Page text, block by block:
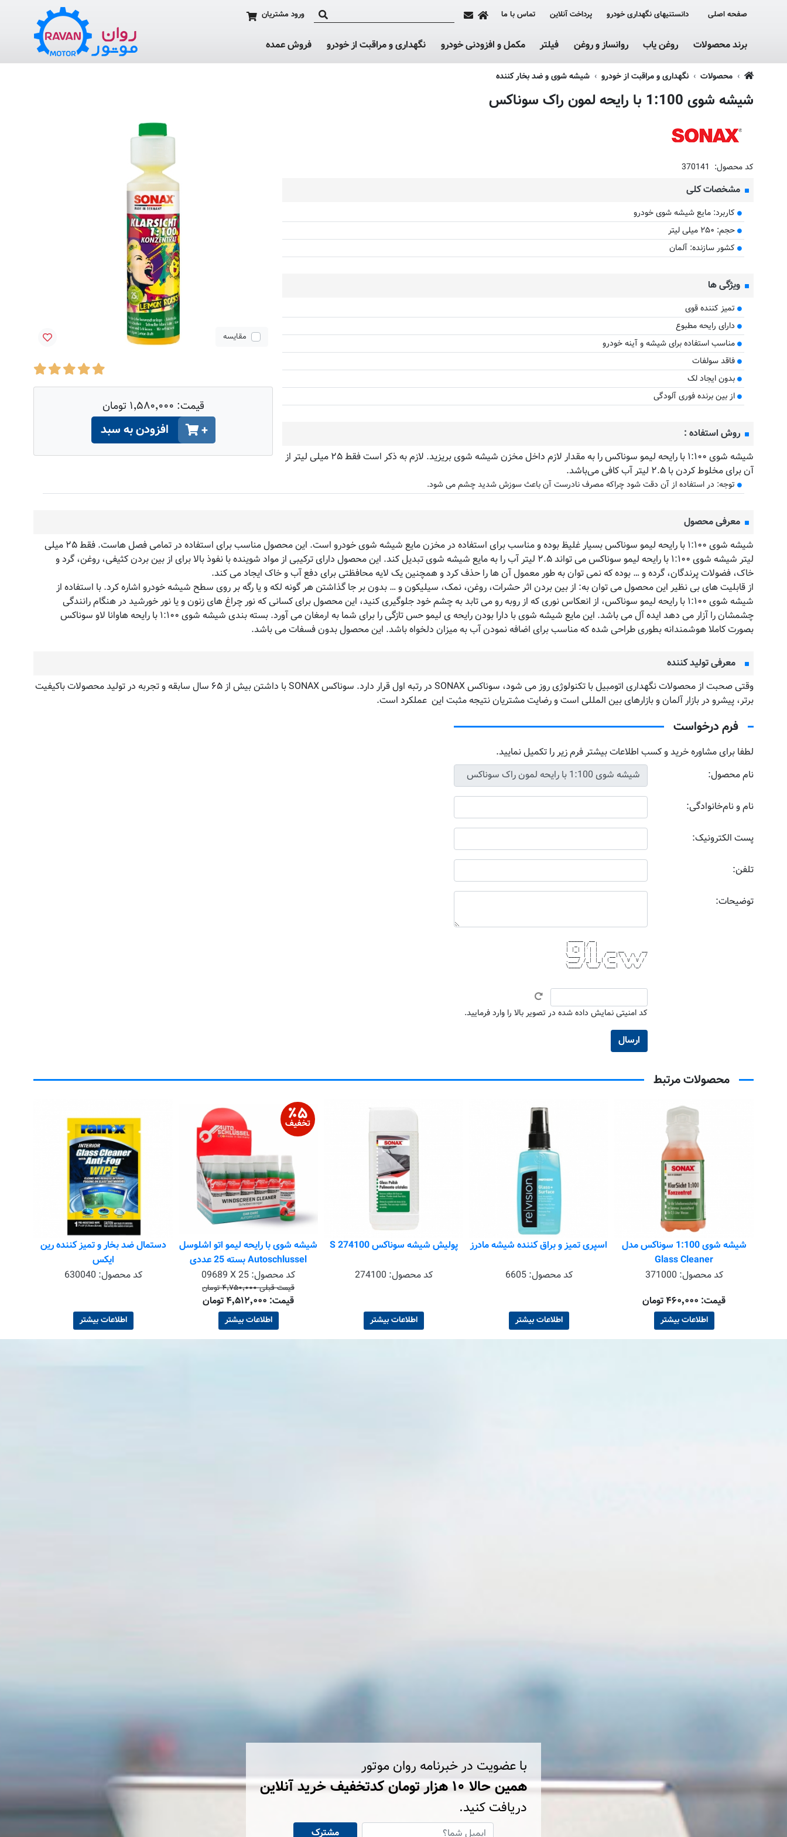
صفحه اصلی دانستنیهای نگهداری خودرو پرداخت آنلاین تماس با ما ورود مشتریان
برند محصولات روغن یاب روانساز و روغن فیلتر مکمل و افزودنی خودرو نگهداری و مراقبت از خودرو فروش عمده
محصولات نگهداری و مراقبت از خودرو شیشه شوی و ضد بخار کننده
شیشه شوی 1:100 با رایحه لمون راک سوناکس
مقایسه
قیمت: ۱٬۵۸۰٬۰۰۰ تومان
+ افزودن به سبد
کد محصول: 370141
مشخصات کلی
کاربرد: مایع شیشه شوی خودرو
حجم: ۲۵۰ میلی لیتر
کشور سازنده: آلمان
ویژگی ها
تمیز کننده قوی
دارای رایحه مطبوع
مناسب استفاده برای شیشه و آینه خودرو
فاقد سولفات
بدون ایجاد لک
از بین برنده فوری آلودگی
روش استفاده :
شیشه شوی ۱:۱۰۰ با رایحه لیمو سوناکس را به مقدار لازم داخل مخزن شیشه شوی بریزید. لازم به ذکر است فقط ۲۵ میلی لیتر از
آن برای مخلوط کردن با ۲.۵ لیتر آب کافی می‌باشد.
توجه: در استفاده از آن دقت شود چراکه مصرف نادرست آن باعث سوزش شدید چشم می شود.
معرفی محصول
شیشه شوی ۱:۱۰۰ با رایحه لیمو سوناکس بسیار غلیظ بوده و مناسب برای استفاده در مخزن مایع شیشه شوی خودرو است. این محصول مناسب برای استفاده در تمامی فصل هاست. فقط ۲۵ میلی
لیتر شیشه شوی ۱:۱۰۰ با رایحه لیمو سوناکس می تواند ۲.۵ لیتر آب را به مایع شیشه شوی تبدیل کند. این محصول دارای ترکیبی از مواد شوینده با نفوذ بالا برای از بین بردن کثیفی، روغن، گرد و
خاک، فضولات پرندگان، گرده و … بوده که نمی توان به طور معمول آن ها را حذف کرد و همچنین یک لایه محافظتی برای دفع آب و خاک ایجاد می کند.
از قابلیت های بی نظیر این محصول می توان به: از بین بردن اثر حشرات، روغن، نمک، سیلیکون و … بدون بر جا گذاشتن هر گونه لکه و یا رگه بر روی سطح شیشه خودرو اشاره کرد. با استفاده از
شیشه شوی ۱:۱۰۰ با رایحه لیمو سوناکس، از انعکاس نوری که از روبه رو می تابد به چشم خود جلوگیری کنید، این محصول برای کسانی که نور چراغ های زنون و یا نور خورشید در هنگام رانندگی
چشمشان را آزار می دهد ایده آل می باشد. این مایع شیشه شوی با دارا بودن رایحه ی لیمو حس تازگی را برای شما به ارمغان می آورد. بسته بندی شیشه شوی ۱:۱۰۰ با رایحه هاوانا لاو سوناکس
بصورت کاملا هوشمندانه بطوری طراحی شده که مناسب برای اضافه نمودن آب به میزان دلخواه باشد. این محصول بدون فسفات می باشد.
معرفی تولید کننده
وقتی صحبت از محصولات نگهداری اتومبیل با تکنولوژی روز می شود، سوناکس SONAX در رتبه اول قرار دارد. سوناکس SONAX با داشتن بیش از ۶۵ سال سابقه و تجربه در تولید محصولات باکیفیت
برتر، پیشرو در بازار آلمان و بازارهای بین المللی است و رضایت مشتریان نتیجه مثبت این عملکرد است.
فرم درخواست
لطفا برای مشاوره خرید و کسب اطلاعات بیشتر فرم زیر را تکمیل نمایید.
نام محصول:
نام و نام‌خانوادگی:
پست الکترونیک:
تلفن:
توضیحات:
|  _  |/  |
| |_| |`| |   ___ __      __
\____ | | |  / __|\ \ /\ / /
.___/ /_| |_| (__  \ V  V /
\____/ \___/ \___|  \_/\_/
کد امنیتی نمایش داده شده در تصویر بالا را وارد فرمایید.
محصولات مرتبط
شیشه شوی 1:100 سوناکس مدل
Glass Cleaner
کد محصول: 371000
قیمت: ۴۶۰٬۰۰۰ تومان
اطلاعات بیشتر
اسپری تمیز و براق کننده شیشه مادرز
کد محصول:6605
اطلاعات بیشتر
پولیش شیشه سوناکس S 274100
کد محصول: 274100
اطلاعات بیشتر
۵٪
تخفیف
شیشه شوی با رایحه لیمو اتو اشلوسل
Autoschlussel بسته 25 عددی
کد محصول: 09689 X 25
قیمت قبلی ۴٬۷۵۰٬۰۰۰ تومان
قیمت: ۴٬۵۱۲٬۰۰۰ تومان
اطلاعات بیشتر
دستمال ضد بخار و تمیز کننده رین
ایکس
کد محصول: 630040
اطلاعات بیشتر
با عضویت در خبرنامه روان موتور
همین حالا ۱۰ هزار تومان کد‌تخفیف خرید آنلاین
دریافت کنید.
مشترک